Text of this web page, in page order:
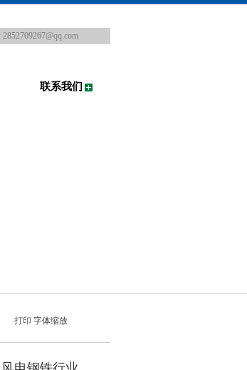
2852709267@qq.com
联系我们
打印 字体缩放